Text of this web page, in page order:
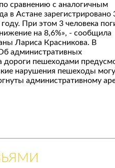
сравнению с аналогичным
в Астане зарегистрировано
При этом 3 человека
на 8,6%», - сообщила
Лариса Красникова. В
административных
дороги пешеходами
нарушения пешеходы
административному